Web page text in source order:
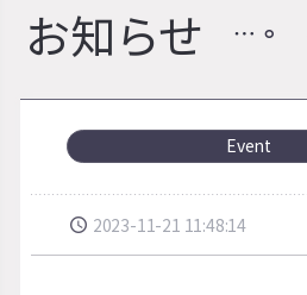
お知らせ
Event
2023-11-21 11:48:14